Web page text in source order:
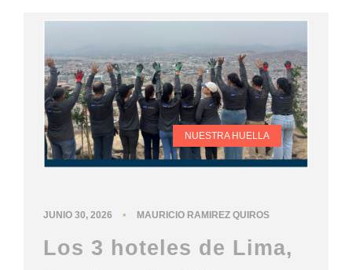
NUESTRA HUELLA
JUNIO 30, 2026 • MAURICIO RAMIREZ QUIROS
Los 3 hoteles de Lima,